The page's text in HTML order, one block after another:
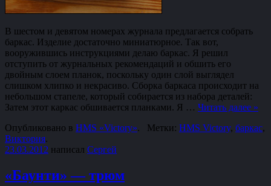
В шестом и девятом номерах журнала предлагается собрать
баркас. Изделие достаточно миниатюрное. Так вот,
вооружившись инструкциями делаю баркас. Я решил
отступить от журнальных рекомендаций и обшить его
двойным слоем планок, поскольку один слой выглядел
слишком хлипко и некрасиво. Сборка баркаса происходит на
небольшом стапеле, который собирается из набора деталей:
Затем этот каркас обшивается планками. Я … Читать далее »
Опубликовано в HMS «Victory». Метки: HMS Victory, баркас,
Виктория.
23.03.2012 написал Сергей
«Баунти» — трюм